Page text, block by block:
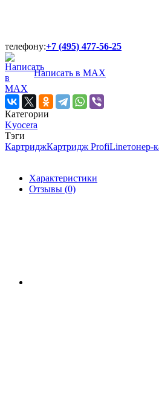
телефону:+7 (495) 477-56-25
Написать в MAX
Категории
Kyocera
Тэги
КартриджКартридж ProfiLineтонер-
Характеристики
Отзывы (0)